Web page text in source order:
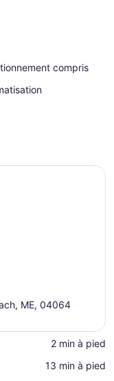
l’hébergement
compris
ME, 04064
‪2 min à pied‬
‪13 min à pied‬